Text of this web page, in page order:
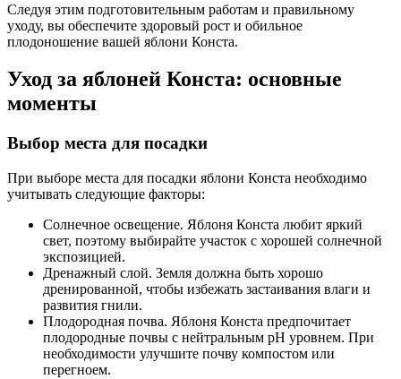
Следуя этим подготовительным работам и правильному
уходу, вы обеспечите здоровый рост и обильное
плодоношение вашей яблони Конста.
Уход за яблоней Конста: основные
моменты
Выбор места для посадки
При выборе места для посадки яблони Конста необходимо
учитывать следующие факторы:
Солнечное освещение. Яблоня Конста любит яркий
свет, поэтому выбирайте участок с хорошей солнечной
экспозицией.
Дренажный слой. Земля должна быть хорошо
дренированной, чтобы избежать застаивания влаги и
развития гнили.
Плодородная почва. Яблоня Конста предпочитает
плодородные почвы с нейтральным pH уровнем. При
необходимости улучшите почву компостом или
перегноем.